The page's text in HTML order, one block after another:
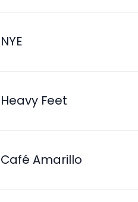
NYE
Heavy Feet
Café Amarillo